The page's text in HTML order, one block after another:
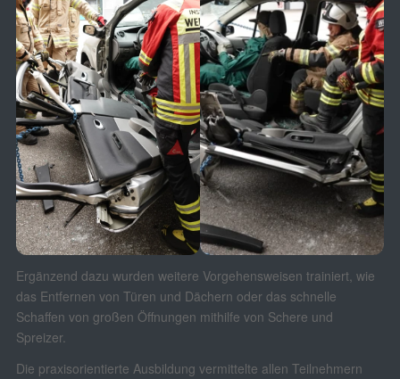
Ergänzend dazu wurden weitere Vorgehensweisen trainiert, wie
das Entfernen von Türen und Dächern oder das schnelle
Schaffen von großen Öffnungen mithilfe von Schere und
Spreizer.
Die praxisorientierte Ausbildung vermittelte allen Teilnehmern